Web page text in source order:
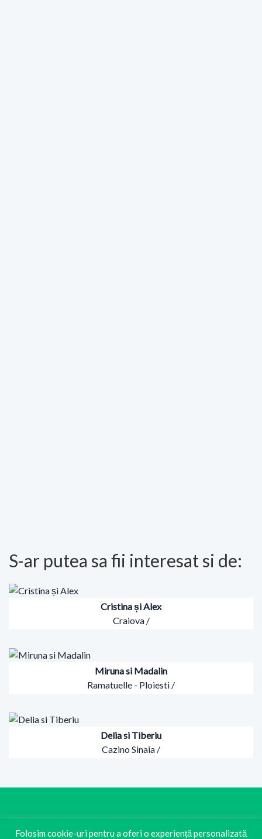
S-ar putea sa fii interesat si de:
Cristina și Alex
Craiova /
Miruna si Madalin
Ramatuelle - Ploiesti /
Delia si Tiberiu
Cazino Sinaia /
Folosim cookie-uri pentru a oferi o experiență personalizată